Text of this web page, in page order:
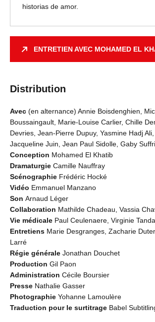
historias de amor.
ENTRETIEN AVEC MOHAMED EL
Distribution
Avec (en alternance) Annie Boisdenghien,
Boussaingault, Marie-Louise Carlier, Chille
Devries, Jean-Pierre Dupuy, Yasmine Hadj
Jacqueline Juin, Jean Paul Sidolle, Gaby
Conception Mohamed El Khatib
Dramaturgie Camille Nauffray
Scénographie Frédéric Hocké
Vidéo Emmanuel Manzano
Son Arnaud Léger
Collaboration Mathilde Chadeau, Vassia
Vie médicale Paul Ceulenaere, Virginie
Entretiens Marie Desgranges, Zacharie
Larré
Régie générale Jonathan Douchet
Production Gil Paon
Administration Cécile Boursier
Presse Nathalie Gasser
Photographie Yohanne Lamoulère
Traduction pour le surtitrage Babel